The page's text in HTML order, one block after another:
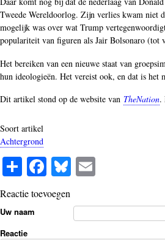
Tweede Wereldoorlog. Zijn verlies kwam niet
mogelijk was over wat Trump
populariteit van figuren als Jair Bolsonaro (tot
Het bereiken van een nieuwe staat van
hun ideologieën. Het vereist ook, en dat is het
Dit artikel stond op de website van TheNation.
Soort artikel
Achtergrond
S
ha
re
Fa
ce
bo
Bl
ue
sk
y
ail
Reactie toevoegen
Uw naam
Reactie